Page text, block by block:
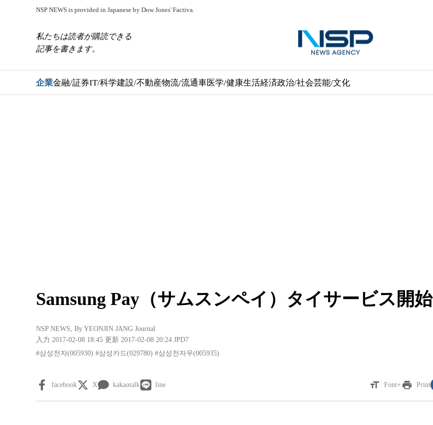
NSP NEWS is provided in Japanese by Dow Jones' Factiva.
私たちは読者が購読できる
記事を書きます。
企業金融/証券IT/科学建設/不動産物流/流通車医学/健康生活経済政治/社会芸能/文化
Samsung Pay（サムスンペイ）タイサービス開始
NSP NEWS, By YEONJIN JANG Journal
入力 2017-02-08 18:45 更新 2017-02-08 20:24 JPD7
#삼성전자(005930) #삼성카드(029780) #삼성전자우(005935)
facebook X kakaotalk line format_size Font+ print Print